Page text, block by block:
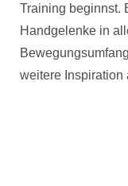
Training beginnst.
Handgelenke in
weitere Inspiration